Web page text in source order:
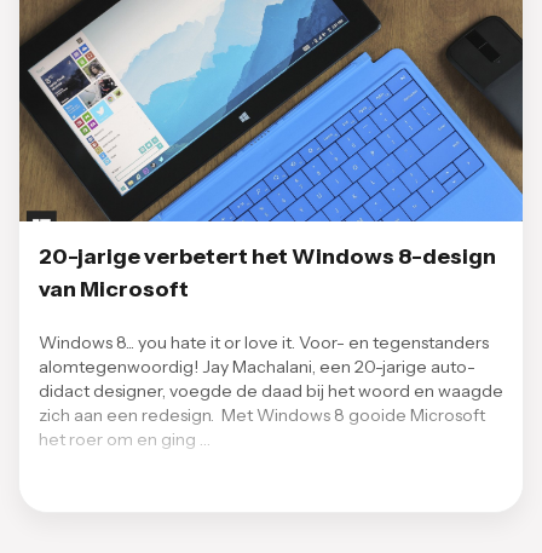
20-jarige verbetert het Windows 8-design
van Microsoft
Windows 8... you hate it or love it. Voor- en tegenstanders
alomtegenwoordig! Jay Machalani, een 20-jarige auto-
didact designer, voegde de daad bij het woord en waagde
zich aan een redesign. Met Windows 8 gooide Microsoft
het roer om en ging …